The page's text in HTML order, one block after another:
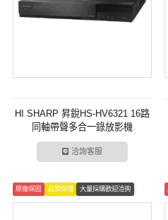
HI SHARP 昇銳HS-HV6321 16路
同軸帶聲多合一錄放影機
洽詢客服
原廠保固 品質保證 大量採購歡迎洽詢